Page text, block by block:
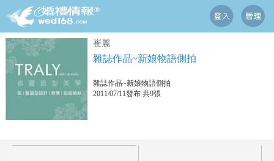
崔麗
雜誌作品~新娘物語側拍
雜誌作品~新娘物語側拍
2011/07/11發布 共9張